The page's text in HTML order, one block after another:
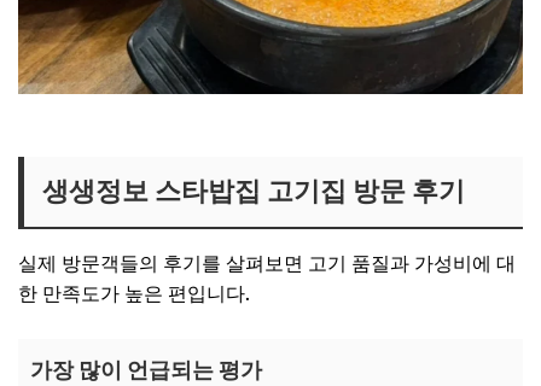
생생정보 스타밥집 고기집 방문 후기
실제 방문객들의 후기를 살펴보면 고기 품질과 가성비에 대
한 만족도가 높은 편입니다.
가장 많이 언급되는 평가